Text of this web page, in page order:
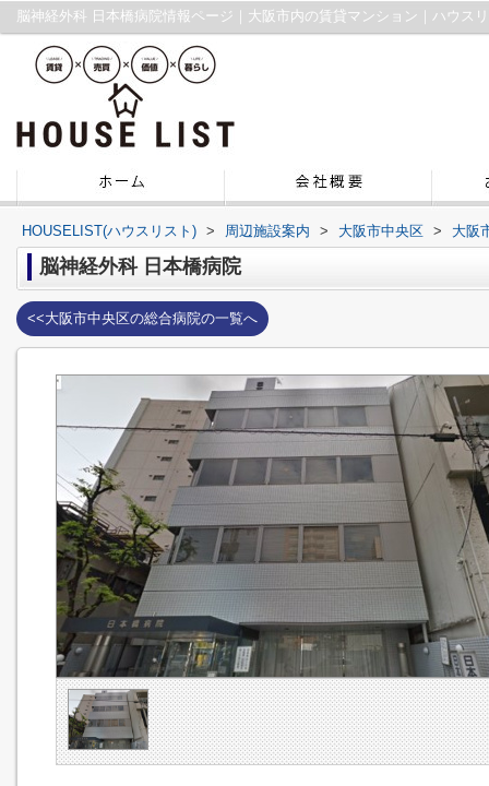
脳神経外科 日本橋病院情報ページ｜大阪市内の賃貸マンション｜ハウス
HOUSELIST(ハウスリスト) > 周辺施設案内 > 大阪市中央区 > 大阪
脳神経外科 日本橋病院
<<大阪市中央区の総合病院の一覧へ